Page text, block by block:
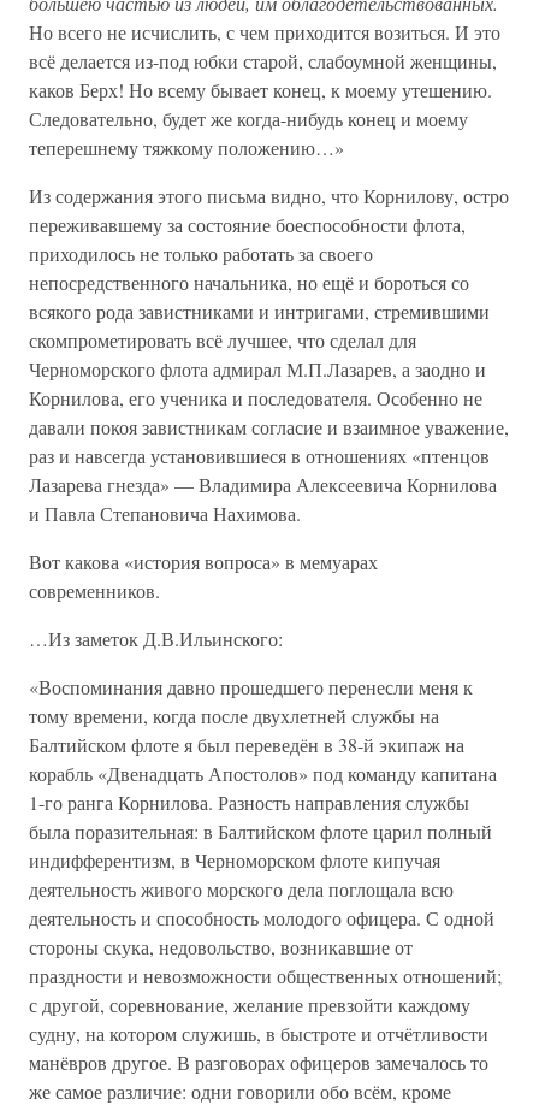
Но всего не исчислить, с чем приходится возиться. И это
всё делается из-под юбки старой, слабоумной женщины,
каков Берх! Но всему бывает конец, к моему утешению.
Следовательно, будет же когда-нибудь конец и моему
теперешнему тяжкому положению…»
Из содержания этого письма видно, что Корнилову, остро
переживавшему за состояние боеспособности флота,
приходилось не только работать за своего
непосредственного начальника, но ещё и бороться со
всякого рода завистниками и интригами, стремившими
скомпрометировать всё лучшее, что сделал для
Черноморского флота адмирал М.П.Лазарев, а заодно и
Корнилова, его ученика и последователя. Особенно не
давали покоя завистникам согласие и взаимное уважение,
раз и навсегда установившиеся в отношениях «птенцов
Лазарева гнезда» — Владимира Алексеевича Корнилова
и Павла Степановича Нахимова.
Вот какова «история вопроса» в мемуарах
современников.
…Из заметок Д.В.Ильинского:
«Воспоминания давно прошедшего перенесли меня к
тому времени, когда после двухлетней службы на
Балтийском флоте я был переведён в 38-й экипаж на
корабль «Двенадцать Апостолов» под команду капитана
1-го ранга Корнилова. Разность направления службы
была поразительная: в Балтийском флоте царил полный
индифферентизм, в Черноморском флоте кипучая
деятельность живого морского дела поглощала всю
деятельность и способность молодого офицера. С одной
стороны скука, недовольство, возникавшие от
праздности и невозможности общественных отношений;
с другой, соревнование, желание превзойти каждому
судну, на котором служишь, в быстроте и отчётливости
манёвров другое. В разговорах офицеров замечалось то
же самое различие: одни говорили обо всём, кроме